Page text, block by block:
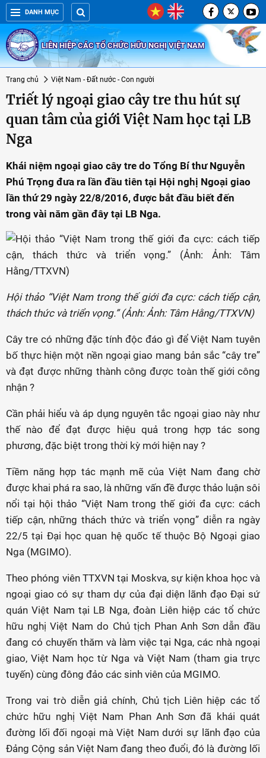
DANH MỤC
LIÊN HIỆP CÁC TỔ CHỨC HỮU NGHỊ VIỆT NAM
Trang chủ Việt Nam - Đất nước - Con người
Triết lý ngoại giao cây tre thu hút sự
quan tâm của giới Việt Nam học tại LB
Nga
Khái niệm ngoại giao cây tre do Tổng Bí thư Nguyễn
Phú Trọng đưa ra lần đầu tiên tại Hội nghị Ngoại giao
lần thứ 29 ngày 22/8/2016, được bắt đầu biết đến
trong vài năm gần đây tại LB Nga.
Hội thảo “Việt Nam trong thế giới đa cực: cách tiếp cận,
thách thức và triển vọng.” (Ảnh: Ảnh: Tâm Hằng/TTXVN)
Cây tre có những đặc tính độc đáo gì để Việt Nam tuyên
bố thực hiện một nền ngoại giao mang bản sắc “cây tre”
và đạt được những thành công được toàn thế giới công
nhận ?
Cần phải hiểu và áp dụng nguyên tắc ngoại giao này như
thế nào để đạt được hiệu quả trong hợp tác song
phương, đặc biệt trong thời kỳ mới hiện nay ?
Tiềm năng hợp tác mạnh mẽ của Việt Nam đang chờ
được khai phá ra sao, là những vấn đề được thảo luận sôi
nổi tại hội thảo “Việt Nam trong thế giới đa cực: cách
tiếp cận, những thách thức và triển vọng” diễn ra ngày
22/5 tại Đại học quan hệ quốc tế thuộc Bộ Ngoại giao
Nga (MGIMO).
Theo phóng viên TTXVN tại Moskva, sự kiện khoa học và
ngoại giao có sự tham dự của đại diện lãnh đạo Đại sứ
quán Việt Nam tại LB Nga, đoàn Liên hiệp các tổ chức
hữu nghị Việt Nam do Chủ tịch Phan Anh Sơn dẫn đầu
đang có chuyến thăm và làm việc tại Nga, các nhà ngoại
giao, Việt Nam học từ Nga và Việt Nam (tham gia trực
tuyến) cùng đông đảo các sinh viên của MGIMO.
Trong vai trò diễn giả chính, Chủ tịch Liên hiệp các tổ
chức hữu nghị Việt Nam Phan Anh Sơn đã khái quát
đường lối đối ngoại mà Việt Nam dưới sự lãnh đạo của
Đảng Cộng sản Việt Nam đang theo đuổi, đó là đường lối